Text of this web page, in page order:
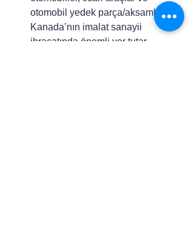
otomobil yedek parça/aksamları,
Kanada’nın imalat sanayii
ihracatında önemli yer tutar.